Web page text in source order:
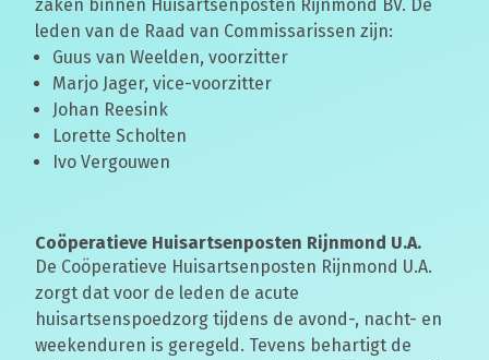
zaken binnen Huisartsenposten Rijnmond BV. De
leden van de Raad van Commissarissen zijn:
Guus van Weelden, voorzitter
Marjo Jager, vice-voorzitter
Johan Reesink
Lorette Scholten
Ivo Vergouwen
Coöperatieve Huisartsenposten Rijnmond U.A.
De Coöperatieve Huisartsenposten Rijnmond U.A.
zorgt dat voor de leden de acute
huisartsenspoedzorg tijdens de avond-, nacht- en
weekenduren is geregeld. Tevens behartigt de